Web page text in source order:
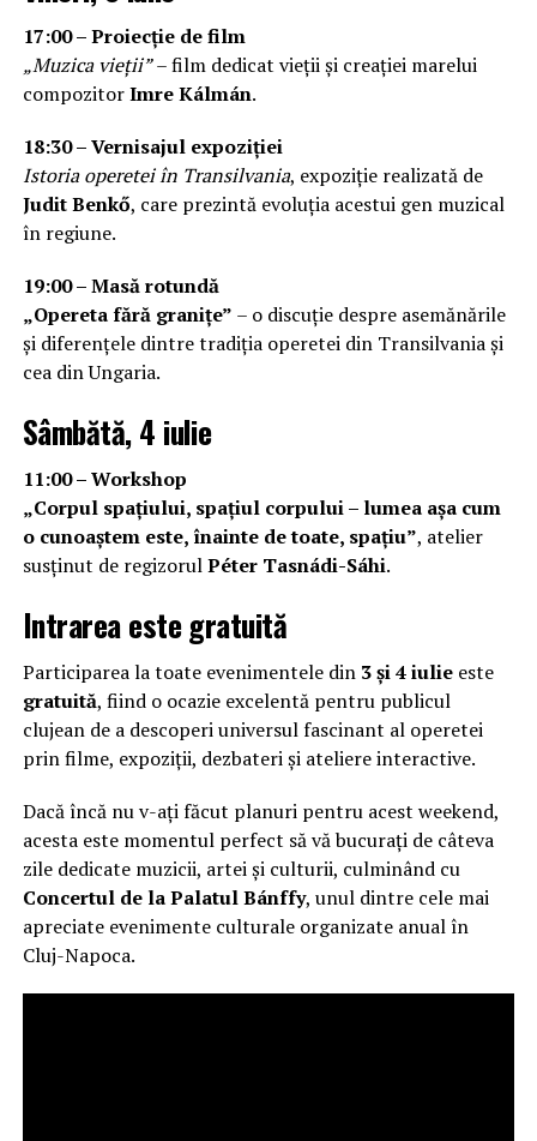
17:00 – Proiecție de film
„Muzica vieții”– film dedicat vieții și creației marelui
compozitorImre Kálmán.
18:30 – Vernisajul expoziției
Istoria operetei în Transilvania, expoziție realizată de
Judit Benkő, care prezintă evoluția acestui gen muzical
în regiune.
19:00 – Masă rotundă
„Opereta fără granițe” – o discuție despre asemănările
și diferențele dintre tradiția operetei din Transilvania și
cea din Ungaria.
Sâmbătă, 4 iulie
11:00 – Workshop
„Corpul spațiului, spațiul corpului – lumea așa cum
o cunoaștem este, înainte de toate, spațiu”, atelier
susținut de regizorulPéter Tasnádi-Sáhi.
Intrarea este gratuită
Participarea la toate evenimentele din 3 și 4 iulieeste
gratuită, fiind o ocazie excelentă pentru publicul
clujean de a descoperi universul fascinant al operetei
prin filme, expoziții, dezbateri și ateliere interactive.
Dacă încă nu v-ați făcut planuri pentru acest weekend,
acesta este momentul perfect să vă bucurați de câteva
zile dedicate muzicii, artei și culturii, culminând cu
Concertul de la Palatul Bánffy, unul dintre cele mai
apreciate evenimente culturale organizate anual în
Cluj-Napoca.